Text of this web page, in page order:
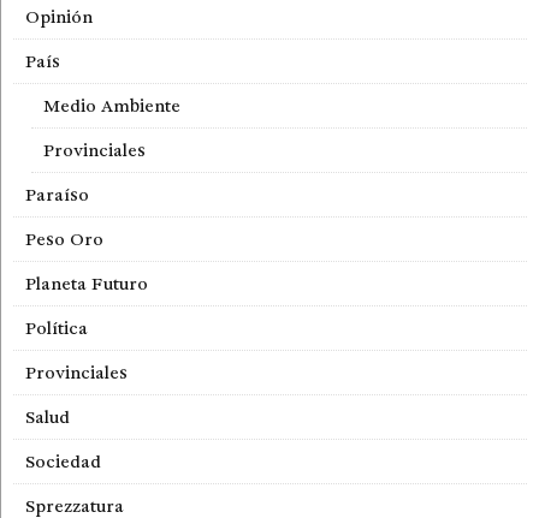
Opinión
País
Medio Ambiente
Provinciales
Paraíso
Peso Oro
Planeta Futuro
Política
Provinciales
Salud
Sociedad
Sprezzatura